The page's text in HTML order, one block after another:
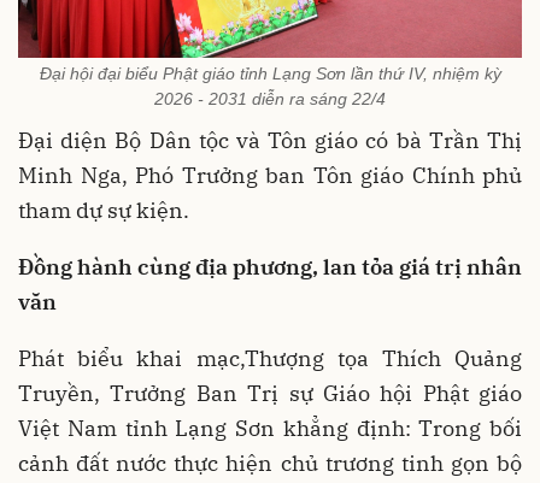
Đại hội đại biểu Phật giáo tỉnh Lạng Sơn lần thứ IV, nhiệm kỳ
2026 - 2031 diễn ra sáng 22/4
Đại diện Bộ Dân tộc và Tôn giáo có bà Trần Thị
Minh Nga, Phó Trưởng ban Tôn giáo Chính phủ
tham dự sự kiện.
Đồng hành cùng địa phương, lan tỏa giá trị nhân
văn
Phát biểu khai mạc,Thượng tọa Thích Quảng
Truyền, Trưởng Ban Trị sự Giáo hội Phật giáo
Việt Nam tỉnh Lạng Sơn khẳng định: Trong bối
cảnh đất nước thực hiện chủ trương tinh gọn bộ